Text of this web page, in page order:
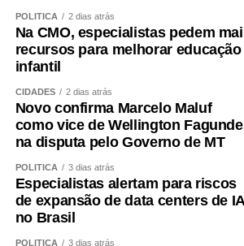
POLÍTICA 2 dias atrás
Na CMO, especialistas pedem
recursos para melhorar educação
infantil
CIDADES 2 dias atrás
Novo confirma Marcelo Maluf
como vice de Wellington
na disputa pelo Governo de MT
POLÍTICA 3 dias atrás
Especialistas alertam para riscos
de expansão de data centers de IA
no Brasil
POLÍTICA 3 dias atrás